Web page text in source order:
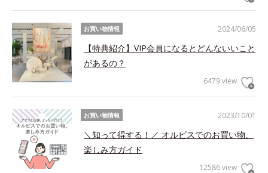
2024/06/05
お買い物情報
【特典紹介】VIP会員になるとどんないいこと
があるの？
6479 view
2023/10/01
お買い物情報
＼知って得する！／ オルビスでのお買い物、
楽しみ方ガイド
12586 view